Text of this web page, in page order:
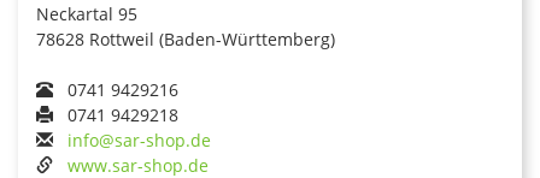
Neckartal 95
78628 Rottweil (Baden-Württemberg)
0741 9429216
0741 9429218
info@sar-shop.de
www.sar-shop.de